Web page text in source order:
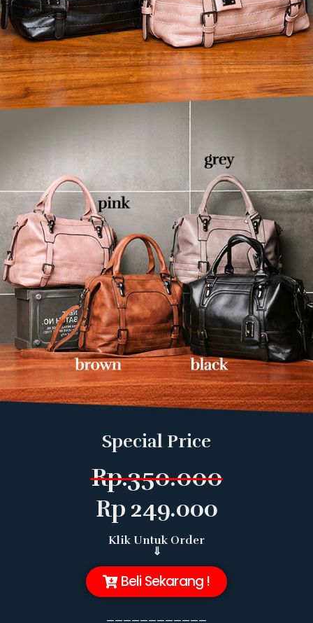
Special Price
Rp.350.000
Rp 249.000
Klik Untuk Order
⇓
Beli Sekarang !